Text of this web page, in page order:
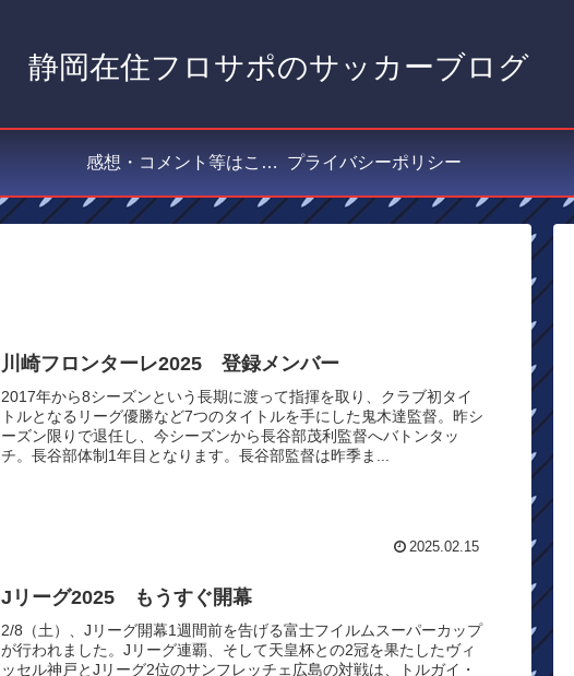
静岡在住フロサポのサッカーブログ
感想・コメント等はこちら プライバシーポリシー
川崎フロンターレ2025 登録メンバー
2017年から8シーズンという長期に渡って指揮を取り、クラブ初タイ
トルとなるリーグ優勝など7つのタイトルを手にした鬼木達監督。昨シ
ーズン限りで退任し、今シーズンから長谷部茂利監督へバトンタッ
チ。長谷部体制1年目となります。長谷部監督は昨季ま...
2025.02.15
Jリーグ2025 もうすぐ開幕
2/8（土）、Jリーグ開幕1週間前を告げる富士フイルムスーパーカップ
が行われました。Jリーグ連覇、そして天皇杯との2冠を果たしたヴィ
ッセル神戸とJリーグ2位のサンフレッチェ広島の対戦は、トルガイ・